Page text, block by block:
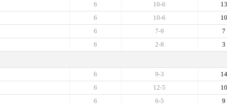
13
10-6
6
10
10-6
6
7
7-9
6
3
2-8
6
14
9-3
6
10
12-5
6
9
6-5
6